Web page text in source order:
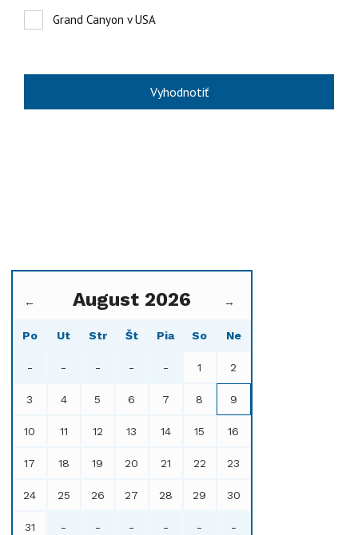
← August 2026 →
Po Ut Str Št Pia So Ne
- - - - - 1 2
3 4 5 6 7 8 9
10 11 12 13 14 15 16
17 18 19 20 21 22 23
24 25 26 27 28 29 30
31 - - - - - -